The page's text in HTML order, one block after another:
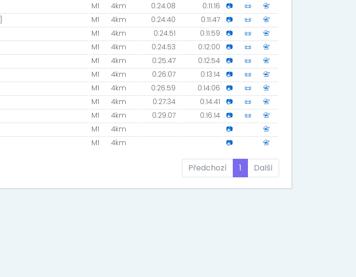
M1 4km 0:24:08 0:11:16 📷 📜
📇
M1 4km 0:24:40 0:11:47 📷 📜
📇
M1 4km 0:24:51 0:11:59 📷 📜
📇
M1 4km 0:24:53 0:12:00 📷 📜
📇
M1 4km 0:25:47 0:12:54 📷 📜
📇
M1 4km 0:26:07 0:13:14 📷 📜
📇
M1 4km 0:26:59 0:14:06 📷 📜
📇
M1 4km 0:27:34 0:14:41 📷 📜
📇
M1 4km 0:29:07 0:16:14 📷 📜
📇
M1 4km 📷
📇
M1 4km 📷 📇
Předchozí 1 Další